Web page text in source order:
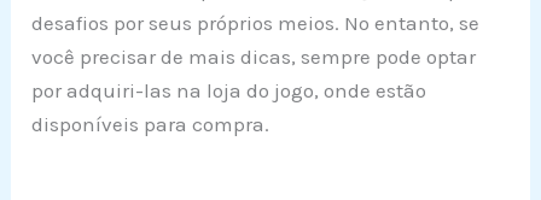
desafios por seus próprios meios. No entanto, se
você precisar de mais dicas, sempre pode optar
por adquiri-las na loja do jogo, onde estão
disponíveis para compra.